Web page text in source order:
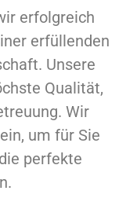
erfolgreich
erfüllenden
Unsere
Qualität,
Wir
um für Sie
perfekte